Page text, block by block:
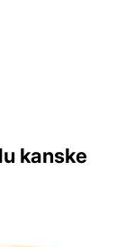
kanske